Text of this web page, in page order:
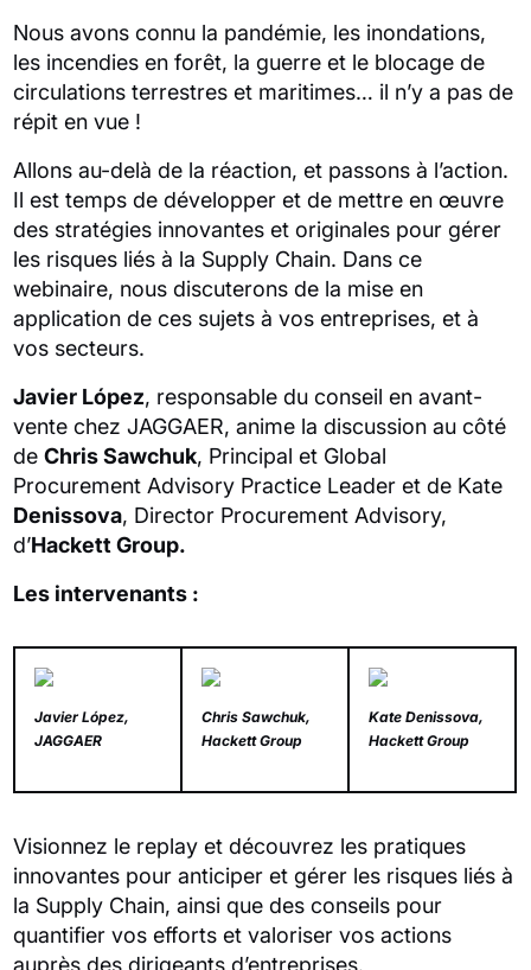
Nous avons connu la pandémie, les inondations,
les incendies en forêt, la guerre et le blocage de
circulations terrestres et maritimes… il n’y a pas de
répit en vue !
Allons au-delà de la réaction, et passons à l’action.
Il est temps de développer et de mettre en œuvre
des stratégies innovantes et originales pour gérer
les risques liés à la Supply Chain. Dans ce
webinaire, nous discuterons de la mise en
application de ces sujets à vos entreprises, et à
vos secteurs.
Javier López, responsable du conseil en avant-
vente chez JAGGAER, anime la discussion au côté
deChris Sawchuk, Principal et Global
Procurement Advisory Practice Leader et de Kate
Denissova, Director Procurement Advisory,
d’Hackett Group.
Les intervenants :
Javier López,
JAGGAER
Chris Sawchuk,
Hackett Group
Kate Denissova,
Hackett Group
Visionnez le replay et découvrez les pratiques
innovantes pour anticiper et gérer les risques liés à
la Supply Chain, ainsi que des conseils pour
quantifier vos efforts et valoriser vos actions
auprès des dirigeants d’entreprises.